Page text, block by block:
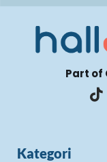
Part of
Kategori